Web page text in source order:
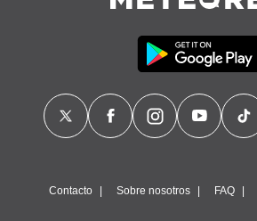
Contacto Sobre nosotros FAQ